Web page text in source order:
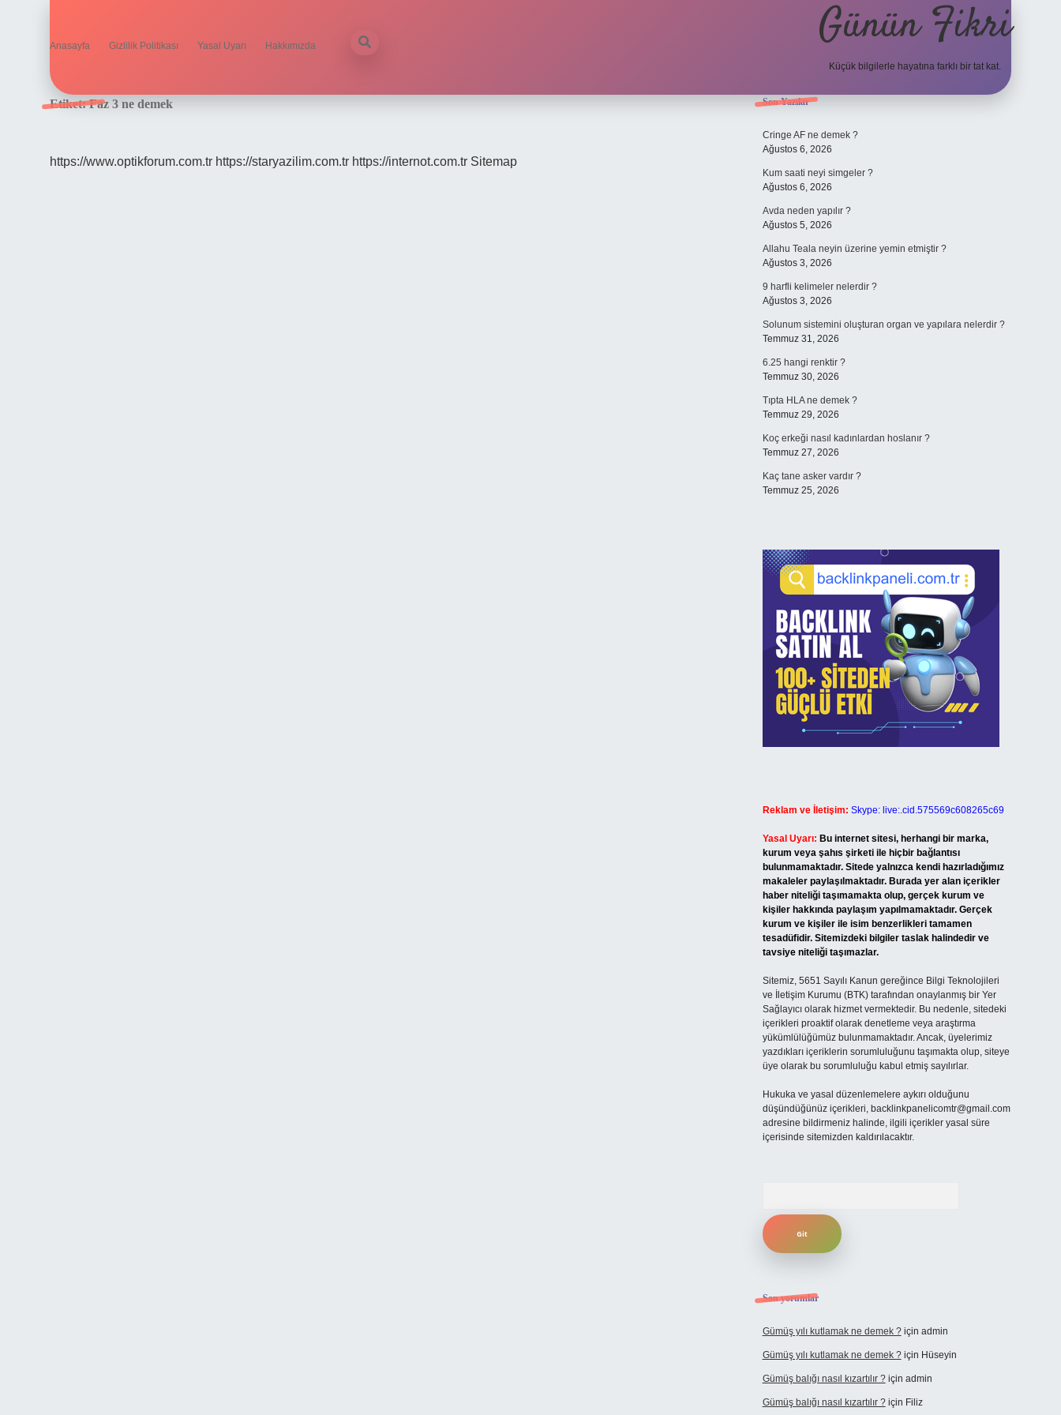
Anasayfa Gizlilik Politikası Yasal Uyarı Hakkımızda Günün Fikri
Küçük bilgilerle hayatına farklı bir tat kat.
Etiket:Faz 3 ne demek
https://www.optikforum.com.tr https://staryazilim.com.tr https://internot.com.tr Sitemap
Sidebar
Son Yazılar
Cringe AF ne demek ?
Ağustos 6, 2026
Kum saati neyi simgeler ?
Ağustos 6, 2026
Avda neden yapılır ?
Ağustos 5, 2026
Allahu Teala neyin üzerine yemin etmiştir ?
Ağustos 3, 2026
9 harfli kelimeler nelerdir ?
Ağustos 3, 2026
Solunum sistemini oluşturan organ ve yapılara nelerdir ?
Temmuz 31, 2026
6.25 hangi renktir ?
Temmuz 30, 2026
Tıpta HLA ne demek ?
Temmuz 29, 2026
Koç erkeği nasıl kadınlardan hoslanır ?
Temmuz 27, 2026
Kaç tane asker vardır ?
Temmuz 25, 2026
Reklam ve İletişim: Skype: live:.cid.575569c608265c69
Yasal Uyarı: Bu internet sitesi, herhangi bir marka,
kurum veya şahıs şirketi ile hiçbir bağlantısı
bulunmamaktadır. Sitede yalnızca kendi hazırladığımız
makaleler paylaşılmaktadır. Burada yer alan içerikler
haber niteliği taşımamakta olup, gerçek kurum ve
kişiler hakkında paylaşım yapılmamaktadır. Gerçek
kurum ve kişiler ile isim benzerlikleri tamamen
tesadüfidir. Sitemizdeki bilgiler taslak halindedir ve
tavsiye niteliği taşımazlar.
Sitemiz, 5651 Sayılı Kanun gereğince Bilgi Teknolojileri
ve İletişim Kurumu (BTK) tarafından onaylanmış bir Yer
Sağlayıcı olarak hizmet vermektedir. Bu nedenle, sitedeki
içerikleri proaktif olarak denetleme veya araştırma
yükümlülüğümüz bulunmamaktadır. Ancak, üyelerimiz
yazdıkları içeriklerin sorumluluğunu taşımakta olup, siteye
üye olarak bu sorumluluğu kabul etmiş sayılırlar.
Hukuka ve yasal düzenlemelere aykırı olduğunu
düşündüğünüz içerikleri, backlinkpanelicomtr@gmail.com
adresine bildirmeniz halinde, ilgili içerikler yasal süre
içerisinde sitemizden kaldırılacaktır.
Son yorumlar
Gümüş yılı kutlamak ne demek ?için admin
Gümüş yılı kutlamak ne demek ?için Hüseyin
Gümüş balığı nasıl kızartılır ?için admin
Gümüş balığı nasıl kızartılır ?için Filiz